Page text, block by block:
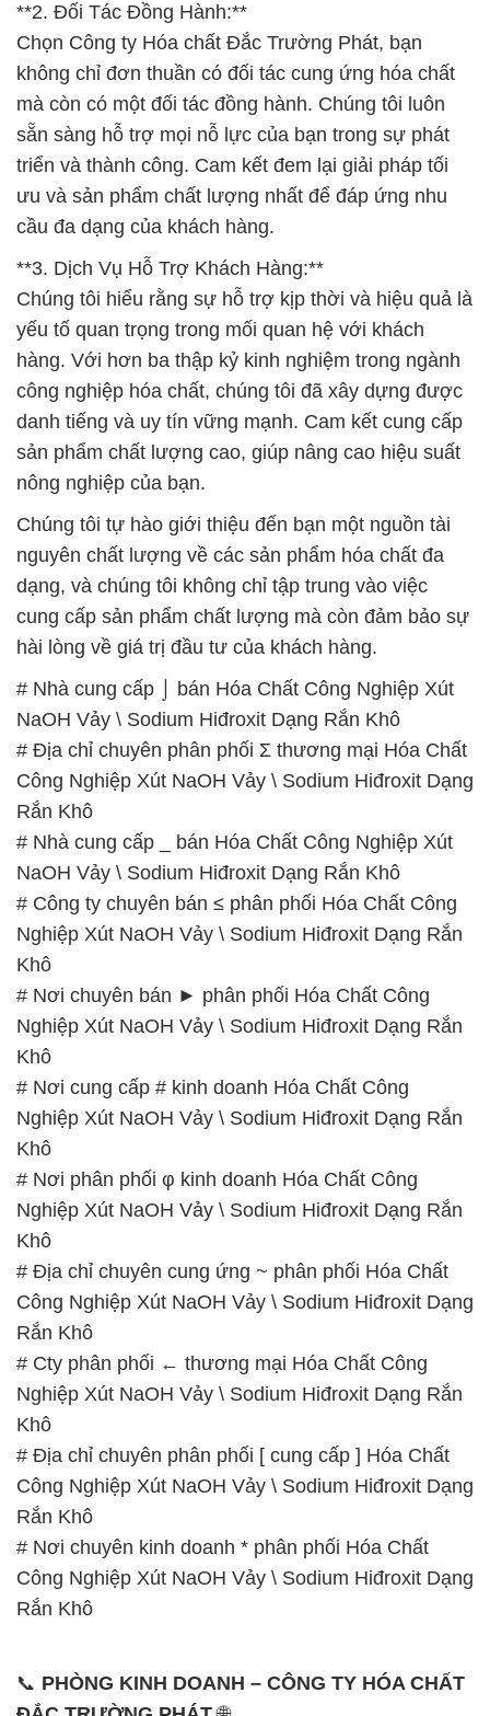
**2. Đối Tác Đồng Hành:**
Chọn Công ty Hóa chất Đắc Trường Phát, bạn
không chỉ đơn thuần có đối tác cung ứng hóa chất
mà còn có một đối tác đồng hành. Chúng tôi luôn
sẵn sàng hỗ trợ mọi nỗ lực của bạn trong sự phát
triển và thành công. Cam kết đem lại giải pháp tối
ưu và sản phẩm chất lượng nhất để đáp ứng nhu
cầu đa dạng của khách hàng.
**3. Dịch Vụ Hỗ Trợ Khách Hàng:**
Chúng tôi hiểu rằng sự hỗ trợ kịp thời và hiệu quả là
yếu tố quan trọng trong mối quan hệ với khách
hàng. Với hơn ba thập kỷ kinh nghiệm trong ngành
công nghiệp hóa chất, chúng tôi đã xây dựng được
danh tiếng và uy tín vững mạnh. Cam kết cung cấp
sản phẩm chất lượng cao, giúp nâng cao hiệu suất
nông nghiệp của bạn.
Chúng tôi tự hào giới thiệu đến bạn một nguồn tài
nguyên chất lượng về các sản phẩm hóa chất đa
dạng, và chúng tôi không chỉ tập trung vào việc
cung cấp sản phẩm chất lượng mà còn đảm bảo sự
hài lòng về giá trị đầu tư của khách hàng.
# Nhà cung cấp ⌡ bán Hóa Chất Công Nghiệp Xút
NaOH Vảy \ Sodium Hiđroxit Dạng Rắn Khô
# Địa chỉ chuyên phân phối Σ thương mại Hóa Chất
Công Nghiệp Xút NaOH Vảy \ Sodium Hiđroxit Dạng
Rắn Khô
# Nhà cung cấp _ bán Hóa Chất Công Nghiệp Xút
NaOH Vảy \ Sodium Hiđroxit Dạng Rắn Khô
# Công ty chuyên bán ≤ phân phối Hóa Chất Công
Nghiệp Xút NaOH Vảy \ Sodium Hiđroxit Dạng Rắn
Khô
# Nơi chuyên bán ► phân phối Hóa Chất Công
Nghiệp Xút NaOH Vảy \ Sodium Hiđroxit Dạng Rắn
Khô
# Nơi cung cấp # kinh doanh Hóa Chất Công
Nghiệp Xút NaOH Vảy \ Sodium Hiđroxit Dạng Rắn
Khô
# Nơi phân phối φ kinh doanh Hóa Chất Công
Nghiệp Xút NaOH Vảy \ Sodium Hiđroxit Dạng Rắn
Khô
# Địa chỉ chuyên cung ứng ~ phân phối Hóa Chất
Công Nghiệp Xút NaOH Vảy \ Sodium Hiđroxit Dạng
Rắn Khô
# Cty phân phối ← thương mại Hóa Chất Công
Nghiệp Xút NaOH Vảy \ Sodium Hiđroxit Dạng Rắn
Khô
# Địa chỉ chuyên phân phối [ cung cấp ] Hóa Chất
Công Nghiệp Xút NaOH Vảy \ Sodium Hiđroxit Dạng
Rắn Khô
# Nơi chuyên kinh doanh * phân phối Hóa Chất
Công Nghiệp Xút NaOH Vảy \ Sodium Hiđroxit Dạng
Rắn Khô
📞 PHÒNG KINH DOANH – CÔNG TY HÓA CHẤT